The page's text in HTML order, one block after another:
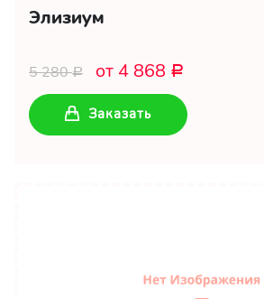
Элизиум
5 280Р от 4 868 Р
Заказать